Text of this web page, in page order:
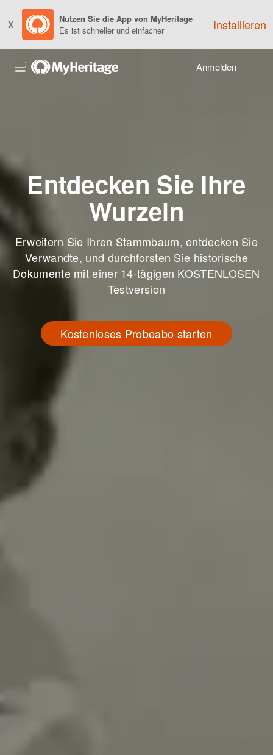
X
Nutzen Sie die App von MyHeritage
Es ist schneller und einfacher
Installieren
Anmelden
Entdecken Sie Ihre
Wurzeln
Erweitern Sie Ihren Stammbaum, entdecken Sie
Verwandte, und durchforsten Sie historische
Dokumente mit einer 14-tägigen KOSTENLOSEN
Testversion
Kostenloses Probeabo starten